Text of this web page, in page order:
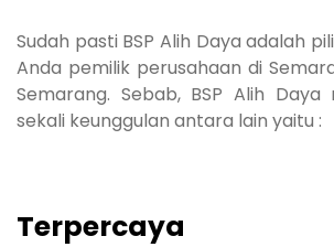
Sudah pasti BSP Alih Daya adalah
Anda pemilik perusahaan di
Semarang. Sebab, BSP Alih
sekali keunggulan antara lain yaitu :
Terpercaya